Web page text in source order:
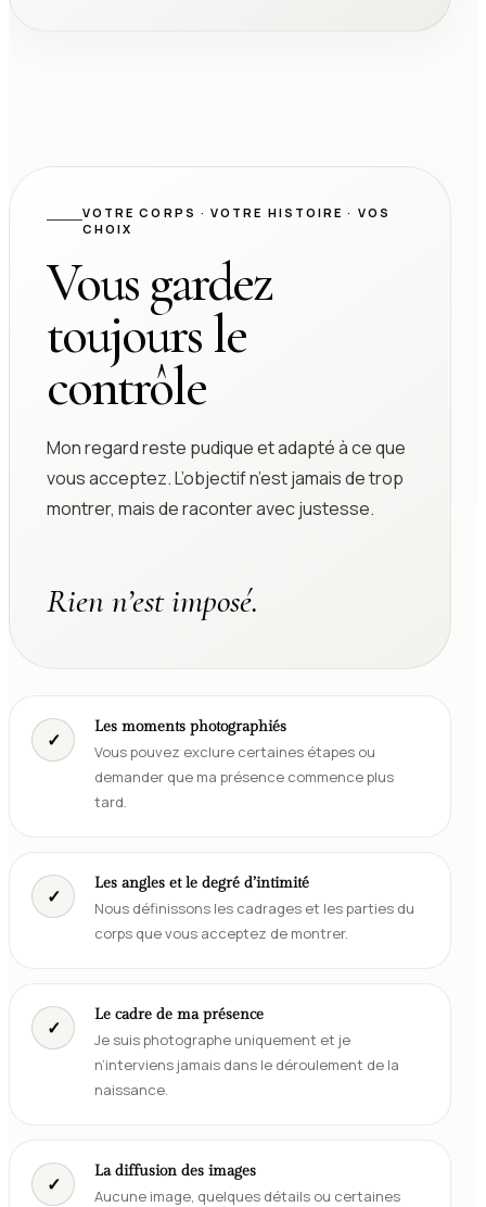
VOTRE CORPS · VOTRE HISTOIRE · VOS
CHOIX
Vous gardez
toujours le
contrôle
Mon regard reste pudique et adapté à ce que
vous acceptez. L’objectif n’est jamais de trop
montrer, mais de raconter avec justesse.
Rien n’est imposé.
✓
Les moments photographiés
Vous pouvez exclure certaines étapes ou
demander que ma présence commence plus
tard.
✓
Les angles et le degré d’intimité
Nous définissons les cadrages et les parties du
corps que vous acceptez de montrer.
✓
Le cadre de ma présence
Je suis photographe uniquement et je
n’interviens jamais dans le déroulement de la
naissance.
✓
La diffusion des images
Aucune image, quelques détails ou certaines